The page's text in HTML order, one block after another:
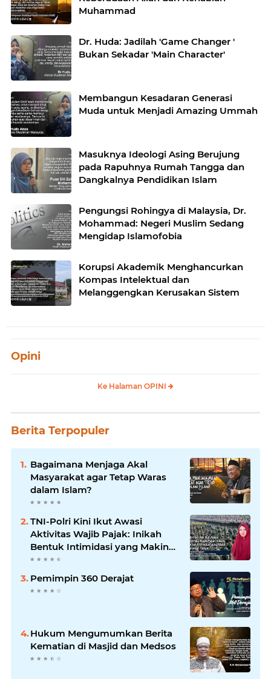
Muhammad
Dr. Huda: Jadilah 'Game Changer '
Bukan Sekadar 'Main Character'
Membangun Kesadaran Generasi
Muda untuk Menjadi Amazing Ummah
Masuknya Ideologi Asing Berujung
pada Rapuhnya Rumah Tangga dan
Dangkalnya Pendidikan Islam
Pengungsi Rohingya di Malaysia, Dr.
Mohammad: Negeri Muslim Sedang
Mengidap Islamofobia
Korupsi Akademik Menghancurkan
Kompas Intelektual dan
Melanggengkan Kerusakan Sistem
Opini
Ke Halaman OPINI
Berita Terpopuler
Bagaimana Menjaga Akal
Masyarakat agar Tetap Waras
dalam Islam?
TNI-Polri Kini Ikut Awasi
Aktivitas Wajib Pajak: Inikah
Bentuk Intimidasi yang Makin
Menekan Rakyat?
Pemimpin 360 Derajat
Hukum Mengumumkan Berita
Kematian di Masjid dan Medsos